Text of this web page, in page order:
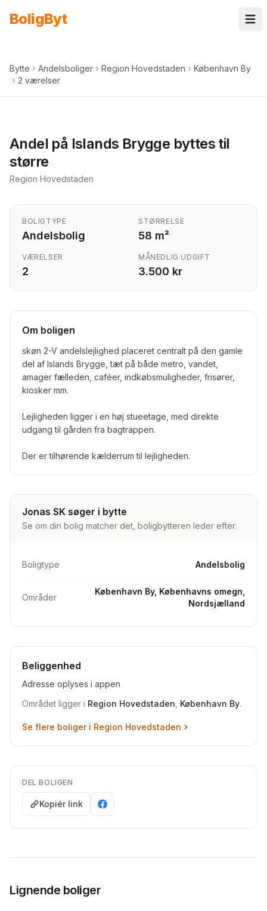
BoligByt
Bytte Andelsboliger Region Hovedstaden
København By
2 værelser
Andel på Islands Brygge byttes til
større
Region Hovedstaden
BOLIGTYPE
Andelsbolig
STØRRELSE
58 m²
VÆRELSER
2
MÅNEDLIG UDGIFT
3.500 kr
Om boligen
skøn 2-V andelslejlighed placeret centralt på den gamle
del af Islands Brygge, tæt på både metro, vandet,
amager fælleden, caféer, indkøbsmuligheder, frisører,
kiosker mm.
Lejligheden ligger i en høj stueetage, med direkte
udgang til gården fra bagtrappen.
Der er tilhørende kælderrum til lejligheden.
Jonas SK søger i bytte
Se om din bolig matcher det, boligbytteren leder efter.
Boligtype Andelsbolig
Områder
København By, Københavns omegn,
Nordsjælland
Beliggenhed
Adresse oplyses i appen
Området ligger i Region Hovedstaden København By.
Se flere boliger i Region Hovedstaden
DEL BOLIGEN
Kopiér link
Lignende boliger